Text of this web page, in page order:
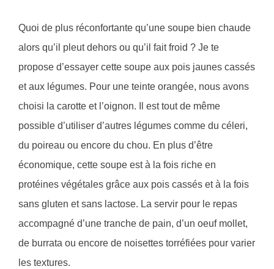
Quoi de plus réconfortante qu’une soupe bien chaude
alors qu’il pleut dehors ou qu’il fait froid ? Je te
propose d’essayer cette soupe aux pois jaunes cassés
et aux légumes. Pour une teinte orangée, nous avons
choisi la carotte et l’oignon. Il est tout de même
possible d’utiliser d’autres légumes comme du céleri,
du poireau ou encore du chou. En plus d’être
économique, cette soupe est à la fois riche en
protéines végétales grâce aux pois cassés et à la fois
sans gluten et sans lactose. La servir pour le repas
accompagné d’une tranche de pain, d’un oeuf mollet,
de burrata ou encore de noisettes torréfiées pour varier
les textures.